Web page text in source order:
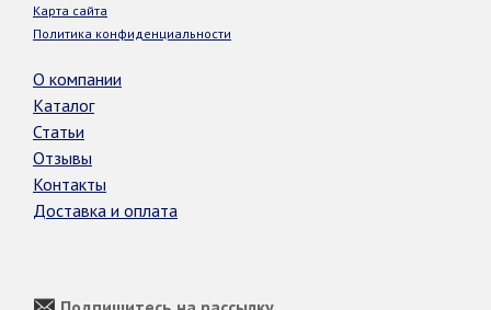
Карта сайта
Политика конфиденциальности
О компании
Каталог
Статьи
Отзывы
Контакты
Доставка и оплата